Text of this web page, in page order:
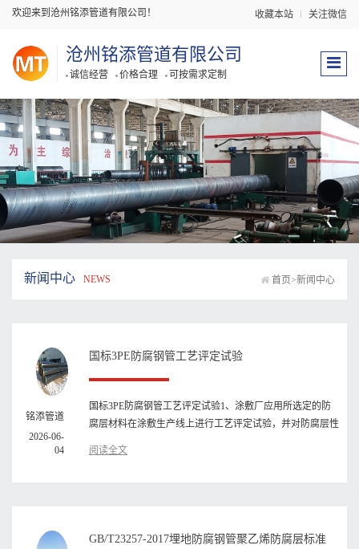
欢迎来到沧州铭添管道有限公司！ 收藏本站 关注微信
沧州铭添管道有限公司
诚信经营 价格合理 可按需求定制
新闻中心 NEWS 首页>新闻中心
铭添管道
2026-06-
04
​国标3PE防腐钢管工艺评定试验
国标3PE防腐钢管工艺评定试验1、涂敷厂应用所选定的防
腐层材料在涂敷生产线上进行工艺评定试验，并对防腐层性
阅读全文
​GB/T23257-2017埋地防腐钢管聚乙烯防腐层标准